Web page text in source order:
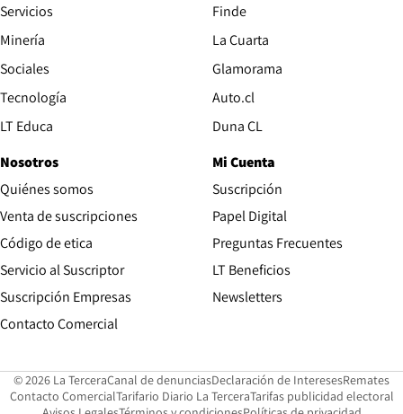
Servicios
Minería
Sociales
Tecnología
LT Educa
Finde
La Cuarta
Glamorama
Auto.cl
Duna CL
Nosotros
Quiénes somos
Venta de suscripciones
Código de etica Opens in new window
Servicio al Suscriptor
Suscripción Empresas
Contacto Comercial
Mi Cuenta
Suscripción
Papel Digital
Preguntas Frecuentes
LT Beneficios
Newsletters
© 2026 La TerceraCanal de denunciasOpens in new window
Declaración de InteresesOpens in
Remates
Contacto ComercialOpens in new window
Tarifario Diario La TerceraOpens in new window
Tarifas publicidad electoral